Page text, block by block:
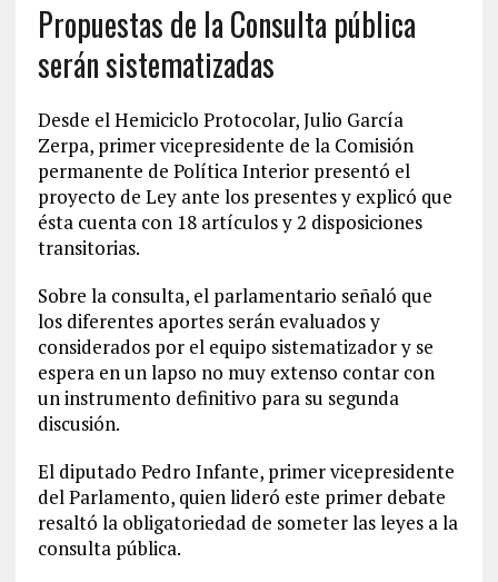
Propuestas de la Consulta pública
serán sistematizadas
Desde el Hemiciclo Protocolar, Julio García
Zerpa, primer vicepresidente de la Comisión
permanente de Política Interior presentó el
proyecto de Ley ante los presentes y explicó que
ésta cuenta con 18 artículos y 2 disposiciones
transitorias.
Sobre la consulta, el parlamentario señaló que
los diferentes aportes serán evaluados y
considerados por el equipo sistematizador y se
espera en un lapso no muy extenso contar con
un instrumento definitivo para su segunda
discusión.
El diputado Pedro Infante, primer vicepresidente
del Parlamento, quien lideró este primer debate
resaltó la obligatoriedad de someter las leyes a la
consulta pública.